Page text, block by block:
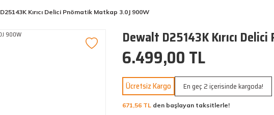
Kırıcı Delici Pnömatik Matkap 3.0J 900W
Dewalt D25143K Kırıcı
6.499,00 TL
Ücretsiz Kargo En geç 2 içerisinde kargoda!
671,56 TL den başlayan taksitlerle!